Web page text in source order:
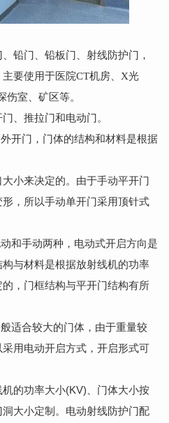
铅门、铅板门、射线防护门，
要使用于医院CT机房、X光
伤室、矿区等。
、推拉门和电动门。
开门，门体的结构和材料是根据
小来决定的。由于手动平开门
，所以手动单开门采用顶针式
和手动两种，电动式开启方向是
与材料是根据放射线机的功率
，门框结构与平开门结构有所
适合较大的门体，由于重量较
用电动开启方式，开启形式可
的功率大小(KV)、门体大小按
大小定制。电动射线防护门配